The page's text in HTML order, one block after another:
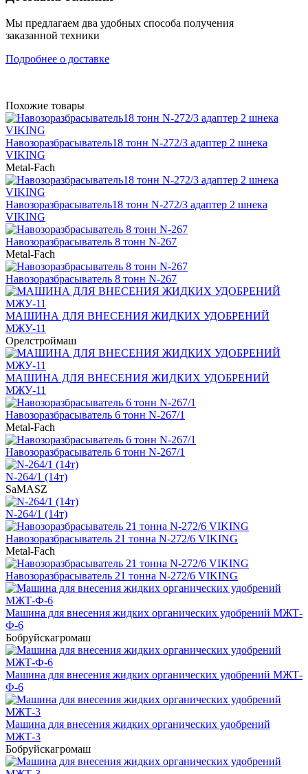
Мы предлагаем два удобных способа получения
заказанной техники
Подробнее о доставке
Похожие товары
Навозоразбрасыватель18 тонн N-272/3 адаптер 2 шнека
VIKING
Metal-Fach
Навозоразбрасыватель18 тонн N-272/3 адаптер 2 шнека
VIKING
Навозоразбрасыватель 8 тонн N-267
Metal-Fach
Навозоразбрасыватель 8 тонн N-267
МАШИНА ДЛЯ ВНЕСЕНИЯ ЖИДКИХ УДОБРЕНИЙ
МЖУ-11
Орелстроймаш
МАШИНА ДЛЯ ВНЕСЕНИЯ ЖИДКИХ УДОБРЕНИЙ
МЖУ-11
Навозоразбрасыватель 6 тонн N-267/1
Metal-Fach
Навозоразбрасыватель 6 тонн N-267/1
N-264/1 (14т)
SaMASZ
N-264/1 (14т)
Навозоразбрасыватель 21 тонна N-272/6 VIKING
Metal-Fach
Навозоразбрасыватель 21 тонна N-272/6 VIKING
Машина для внесения жидких органических удобрений МЖТ-
Ф-6
Бобруйскагромаш
Машина для внесения жидких органических удобрений МЖТ-
Ф-6
Машина для внесения жидких органических удобрений
МЖТ-3
Бобруйскагромаш